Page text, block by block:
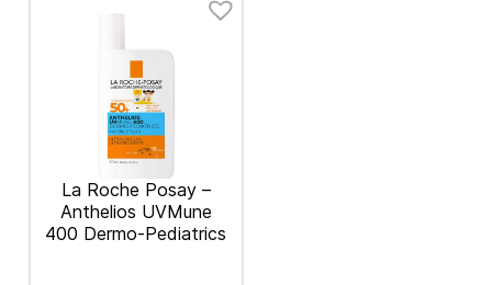
La Roche Posay –
Anthelios UVMune
400 Dermo-Pediatrics